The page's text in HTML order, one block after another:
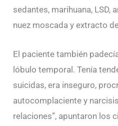
sedantes, marihuana, LSD,
nuez moscada y extracto
El paciente también
lóbulo temporal. Tenía
suicidas, era inseguro,
autocomplaciente y
relaciones”, apuntaron los